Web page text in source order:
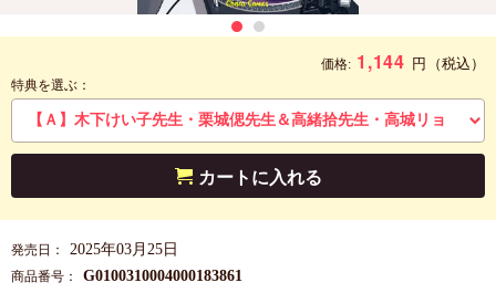
価格: 1,144 円 （税込）
特典を選ぶ：
カートに入れる
発売日： 2025年03月25日
商品番号： G0100310004000183861